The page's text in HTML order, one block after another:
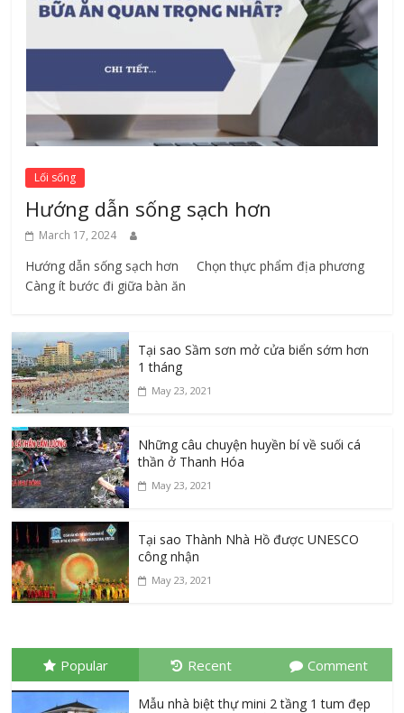
Lối sống
Hướng dẫn sống sạch hơn
March 17, 2024
Hướng dẫn sống sạch hơn Chọn thực phẩm địa phương ​
Càng ít bước đi giữa bàn ăn
Tại sao Sầm sơn mở cửa biển sớm hơn
1 tháng
May 23, 2021
Những câu chuyện huyền bí về suối cá
thần ở Thanh Hóa
May 23, 2021
Tại sao Thành Nhà Hồ được UNESCO
công nhận
May 23, 2021
Popular Recent Comment
Mẫu nhà biệt thự mini 2 tầng 1 tum đẹp